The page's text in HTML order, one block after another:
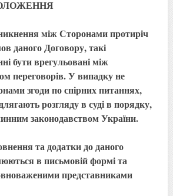
між Сторонами протиріч
даного Договору, такі
бути врегульовані між
переговорів. У випадку не
згоди по спірних питаннях,
розгляду в суді в порядку,
законодавством України.
та додатки до даного
в письмовій формі та
представниками